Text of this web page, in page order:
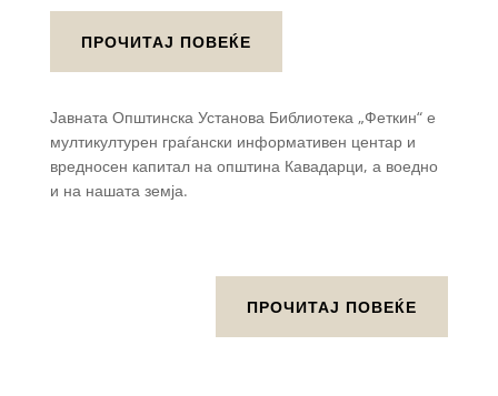
ПРОЧИТАЈ ПОВЕЌЕ
Јавната Општинска Установа Библиотека „Феткин“ е
мултикултурен граѓански информативен центар и
вредносен капитал на општина Кавадарци, а воедно
и на нашата земја.
ПРОЧИТАЈ ПОВЕЌЕ